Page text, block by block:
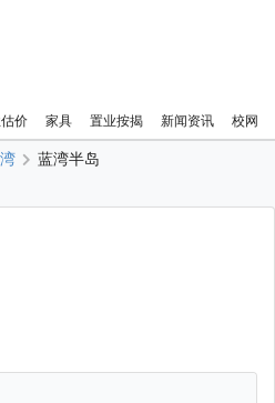
价 家具 置业按揭 新闻资讯 校网
蓝湾半岛